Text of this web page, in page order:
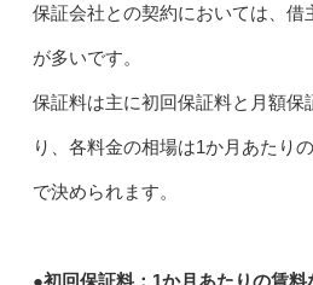
保証会社との契約においては、借
が多いです。
保証料は主に初回保証料と月額保
り、各料金の相場は1か月あたり
で決められます。
●初回保証料：1か月あたりの賃料